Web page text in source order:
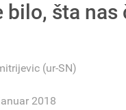
bilo, šta nas
(ur-SN)
2018